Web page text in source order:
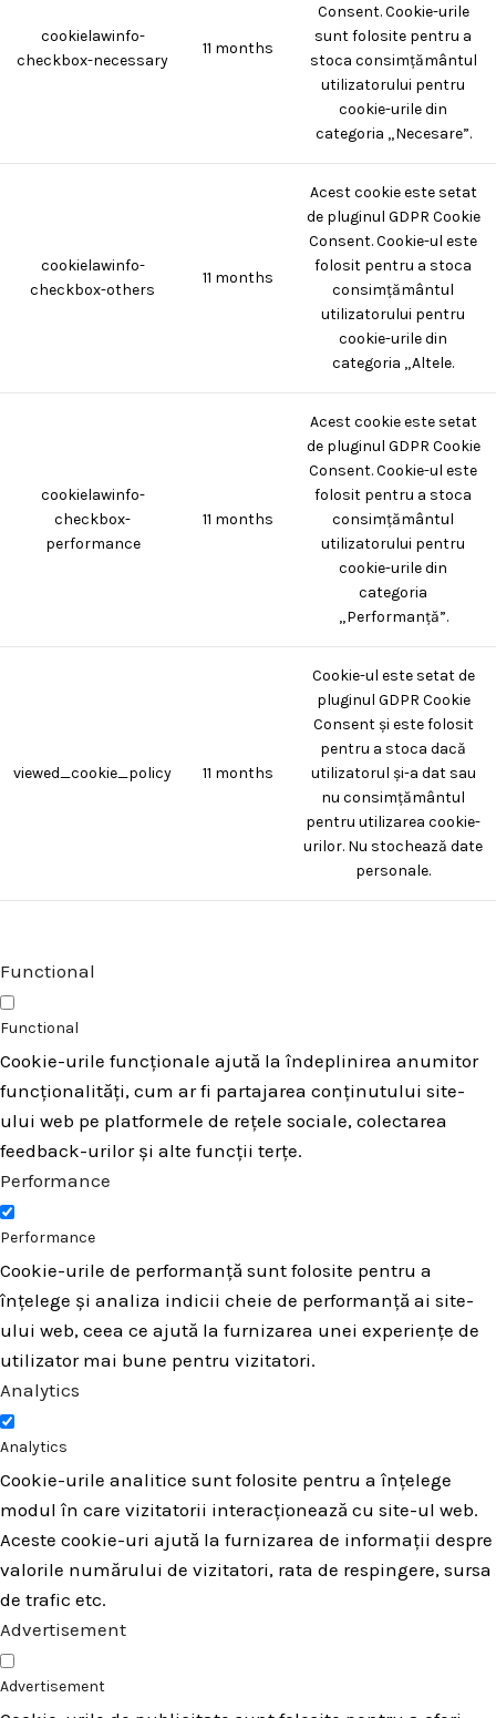
cookielawinfo-
checkbox-necessary
11 months
Consent. Cookie-urile
sunt folosite pentru a
stoca consimțământul
utilizatorului pentru
cookie-urile din
categoria „Necesare”.
cookielawinfo-
checkbox-others
11 months
Acest cookie este setat
de pluginul GDPR Cookie
Consent. Cookie-ul este
folosit pentru a stoca
consimțământul
utilizatorului pentru
cookie-urile din
categoria „Altele.
cookielawinfo-
checkbox-
performance
11 months
Acest cookie este setat
de pluginul GDPR Cookie
Consent. Cookie-ul este
folosit pentru a stoca
consimțământul
utilizatorului pentru
cookie-urile din
categoria
„Performanță”.
viewed_cookie_policy 11 months
Cookie-ul este setat de
pluginul GDPR Cookie
Consent și este folosit
pentru a stoca dacă
utilizatorul și-a dat sau
nu consimțământul
pentru utilizarea cookie-
urilor. Nu stochează date
personale.
Functional
Functional
Cookie-urile funcționale ajută la îndeplinirea anumitor
funcționalități, cum ar fi partajarea conținutului site-
ului web pe platformele de rețele sociale, colectarea
feedback-urilor și alte funcții terțe.
Performance
Performance
Cookie-urile de performanță sunt folosite pentru a
înțelege și analiza indicii cheie de performanță ai site-
ului web, ceea ce ajută la furnizarea unei experiențe de
utilizator mai bune pentru vizitatori.
Analytics
Analytics
Cookie-urile analitice sunt folosite pentru a înțelege
modul în care vizitatorii interacționează cu site-ul web.
Aceste cookie-uri ajută la furnizarea de informații despre
valorile numărului de vizitatori, rata de respingere, sursa
de trafic etc.
Advertisement
Advertisement